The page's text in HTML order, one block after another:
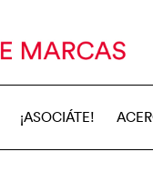
¡ASOCIÁTE!